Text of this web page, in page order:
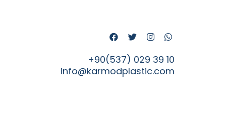
+90(537) 029 39 10
info@karmodplastic.com